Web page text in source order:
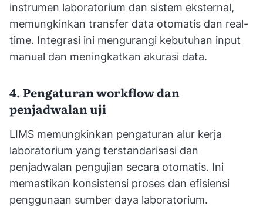
instrumen laboratorium dan sistem eksternal,
memungkinkan transfer data otomatis dan real-
time. Integrasi ini mengurangi kebutuhan input
manual dan meningkatkan akurasi data.
4. Pengaturan workflow dan
penjadwalan uji
LIMS memungkinkan pengaturan alur kerja
laboratorium yang terstandarisasi dan
penjadwalan pengujian secara otomatis. Ini
memastikan konsistensi proses dan efisiensi
penggunaan sumber daya laboratorium.